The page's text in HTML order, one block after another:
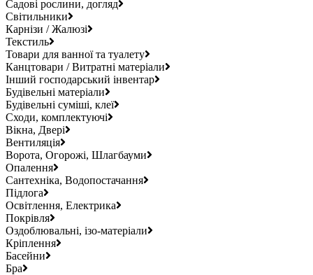
Садові рослини, догляд
Світильники
Карнізи / Жалюзі
Текстиль
Товари для ванної та туалету
Канцтовари / Витратні матеріали
Інший господарський інвентар
Будівельні матеріали
Будівельні суміші, клеї
Сходи, комплектуючі
Вікна, Двері
Вентиляція
Ворота, Огорожі, Шлагбауми
Опалення
Сантехніка, Водопостачання
Підлога
Освітлення, Електрика
Покрівля
Оздоблювальні, ізо-матеріали
Кріплення
Басейни
Бра